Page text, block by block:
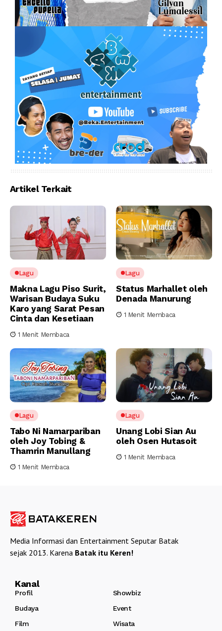
Artikel Terkait
Lagu
Makna Lagu Piso Surit,
Warisan Budaya Suku
Karo yang Sarat Pesan
Cinta dan Kesetiaan
1 Menit Membaca
Lagu
Status Marhallet oleh
Denada Manurung
1 Menit Membaca
Lagu
Tabo Ni Namarpariban
oleh Joy Tobing &
Thamrin Manullang
1 Menit Membaca
Lagu
Unang Lobi Sian Au
oleh Osen Hutasoit
1 Menit Membaca
Media Informasi dan Entertainment Seputar Batak
sejak 2013. Karena Batak itu Keren!
Kanal
Profil
Showbiz
Budaya
Event
Film
Wisata